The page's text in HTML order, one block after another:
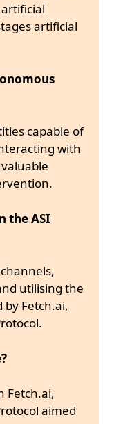
artificial
capable of
with
the ASI
utilising the
Fetch.ai,
Fetch.ai,
aimed